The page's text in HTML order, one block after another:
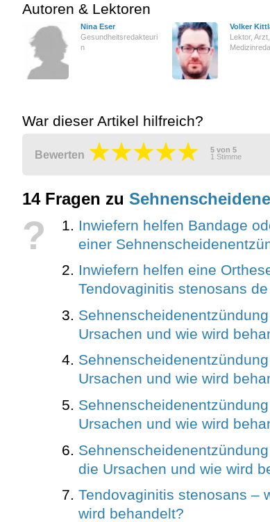
Autoren & Lektoren
Nina Eser
Gesundheitsredakteuri
n
Volker
Lektor, Arzt,
War dieser Artikel hilfreich?
Bewerten 5 von 5
1 Stimme
14 Fragen zu
?
Inwiefern helfen Bandage
einer
Inwiefern helfen eine
Tendovaginitis stenosans
Ursachen und wie wird
Ursachen und wie wird
Ursachen und wie wird
die Ursachen und wie wird
Tendovaginitis stenosans –
wird behandelt?